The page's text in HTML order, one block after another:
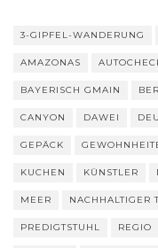
3-GIPFEL-WANDERUNG
AMAZONAS
BAYERISCH GMAIN
CANYON DAWEI
GEPÄCK
KUCHEN KÜNSTLER
MEER NACHHALTIGER
PREDIGTSTUHL REGIO